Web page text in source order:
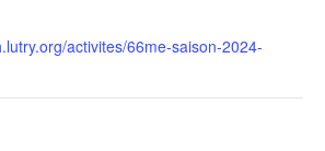
activites/66me-saison-2024-